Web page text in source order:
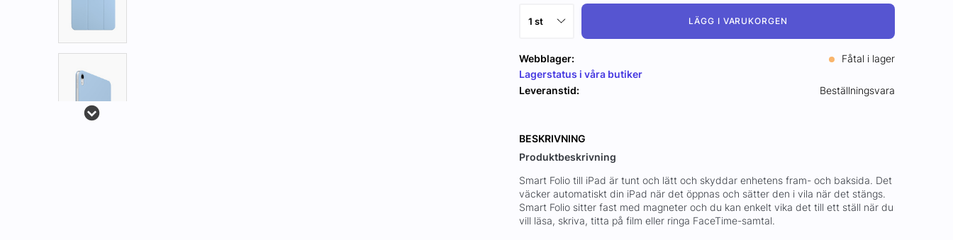
LÄGG I VARUKORGEN
Webblager:
Fåtal i lager
Lagerstatus i våra butiker
Leveranstid:
Beställningsvara
BESKRIVNING
Produktbeskrivning
Smart Folio till iPad är tunt och lätt och skyddar enhetens fram- och baksida. Det
väcker automatiskt din iPad när det öppnas och sätter den i vila när det stängs.
Smart Folio sitter fast med magneter och du kan enkelt vika det till ett ställ när du
vill läsa, skriva, titta på film eller ringa FaceTime-samtal.